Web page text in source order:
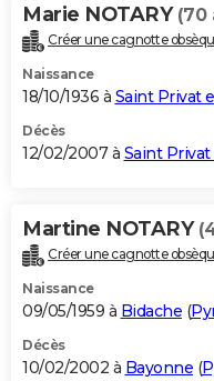
Marie NOTARY (70
Créer une cagnotte
Naissance
18/10/1936 à Saint Privat
Décès
12/02/2007 à Saint
Martine NOTARY
Créer une cagnotte
Naissance
09/05/1959 à Bidache (
Décès
10/02/2002 à Bayonne (